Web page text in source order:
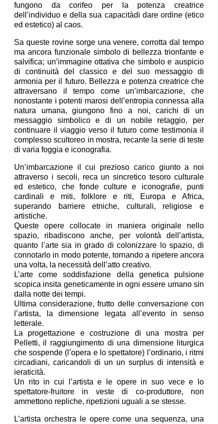
fungono da corifeo per la potenza creatrice
dell’individuo e della sua capacitàdi dare ordine (etico
ed estetico) al caos.
Sa queste rovine sorge una venere, corrotta dal tempo
ma ancora funzionale simbolo di bellezza trionfante e
salvifica; un’immagine ottativa che simbolo e auspicio
di continuità del classico e del suo messaggio di
armonia per il futuro. Bellezza e potenza creatrice che
attraversano il tempo come un’imbarcazione, che
nonostante i potenti marosi dell’entropia connessa alla
natura umana, giungono fino a noi, carichi di un
messaggio simbolico e di un nobile retaggio, per
continuare il viaggio verso il futuro come testimonia il
complesso scultoreo in mostra, recante la serie di teste
di varia foggia e iconografia.
Un’imbarcazione il cui prezioso carico giunto a noi
attraverso i secoli, reca un sincretico tesoro culturale
ed estetico, che fonde culture e iconografie, punti
cardinali e miti, folklore e riti, Europa e Africa,
superando barriere etniche, culturali, religiose e
artistiche.
Queste opere collocate in maniera originale nello
spazio, ribadiscono anche, per volontà dell’artista,
quanto l’arte sia in grado di colonizzare lo spazio, di
connotarlo in modo potente, tornando a ripetere ancora
una volta, la necessità dell’atto creativo.
L’arte come soddisfazione della genetica pulsione
scopica insita geneticamente in ogni essere umano sin
dalla notte dei tempi.
Ultima considerazione, frutto delle conversazione con
l’artista, la dimensione legata all’evento in senso
letterale.
La progettazione e costruzione di una mostra per
Pelletti, il raggiungimento di una dimensione liturgica
che sospende (l’opera e lo spettatore) l’ordinario, i ritmi
circadiani, caricandoli di un un surplus di intensità e
ieraticità.
Un rito in cui l’artista e le opere in suo vece e lo
spettatore-fruitore in veste di co-produttore, non
ammettono repliche, ripetizioni uguali a se stesse.
L’artista orchestra le opere come una sequenza, una